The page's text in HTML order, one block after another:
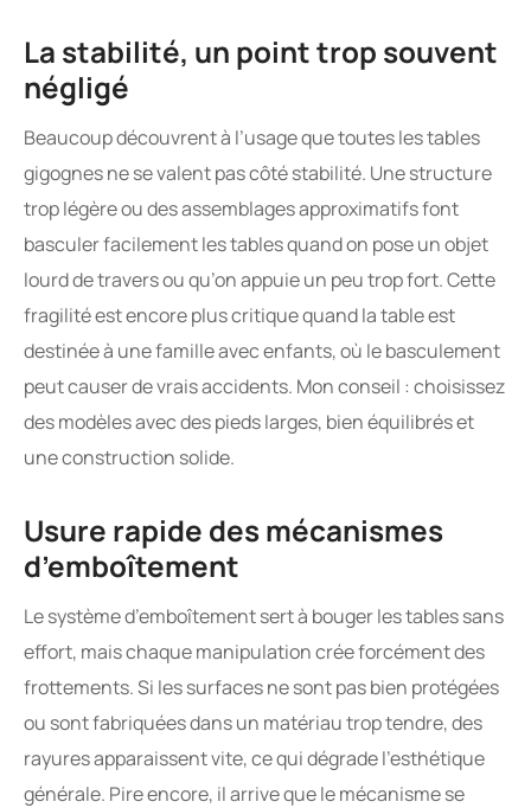
La stabilité, un point trop souvent
négligé
Beaucoup découvrent à l’usage que toutes les tables
gigognes ne se valent pas côté stabilité. Une structure
trop légère ou des assemblages approximatifs font
basculer facilement les tables quand on pose un objet
lourd de travers ou qu’on appuie un peu trop fort. Cette
fragilité est encore plus critique quand la table est
destinée à une famille avec enfants, où le basculement
peut causer de vrais accidents. Mon conseil : choisissez
des modèles avec des pieds larges, bien équilibrés et
une construction solide.
Usure rapide des mécanismes
d’emboîtement
Le système d’emboîtement sert à bouger les tables sans
effort, mais chaque manipulation crée forcément des
frottements. Si les surfaces ne sont pas bien protégées
ou sont fabriquées dans un matériau trop tendre, des
rayures apparaissent vite, ce qui dégrade l’esthétique
générale. Pire encore, il arrive que le mécanisme se